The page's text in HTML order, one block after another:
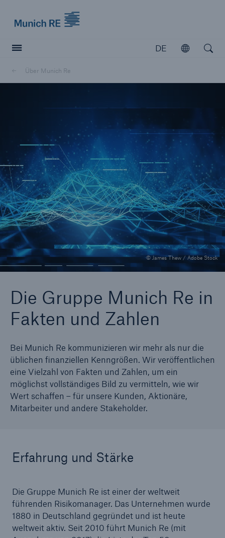
DE
Öffnen
Über Munich Re
© James Thew / Adobe Stock
Die Gruppe Munich Re in
Fakten und Zahlen
Bei Munich Re kommunizieren wir mehr als nur die
üblichen finanziellen Kenngrößen. Wir veröffentlichen
eine Vielzahl von Fakten und Zahlen, um ein
möglichst vollständiges Bild zu vermitteln, wie wir
Wert schaffen – für unsere Kunden, Aktionäre,
Mitarbeiter und andere Stakeholder.
Erfahrung und Stärke
Die Gruppe Munich Re ist einer der weltweit
führenden Risikomanager. Das Unternehmen wurde
1880 in Deutschland gegründet und ist heute
weltweit aktiv. Seit 2010 führt Munich Re (mit
Versicherer
Unsere Lösungen für Versicherer
Our expert perspective for insurance
Marine Trend Radar 2025